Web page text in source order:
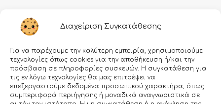
Διαχείριση Συγκατάθεσης
Για να παρέχουμε την καλύτερη εμπειρία, χρησιμοποιούμε
τεχνολογίες όπως cookies για την αποθήκευση ή/και την
πρόσβαση σε πληροφορίες συσκευών. Η συγκατάθεση για
τις εν λόγω τεχνολογίες θα μας επιτρέψει να
επεξεργαστούμε δεδομένα προσωπικού χαρακτήρα, όπως
συμπεριφορά περιήγησης ή μοναδικά αναγνωριστικά σε
Πληροφορίες
Τρόποι πληρωμής
Όροι χρήσης
Προσωπικά δεδομένα